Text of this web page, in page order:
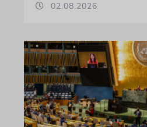
02.08.2026